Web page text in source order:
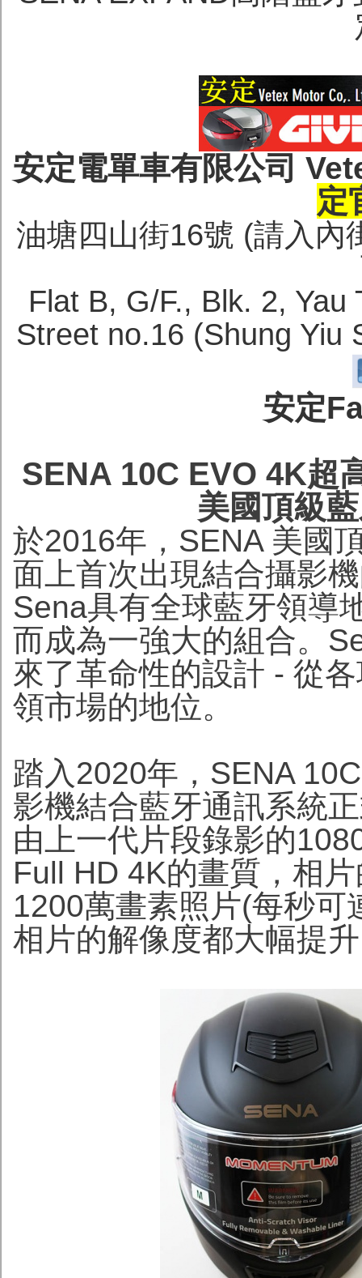
安定電單車有限公司
定
油塘四山街16號 (請入內
Flat B, G/F., Blk. 2,
Street no.16 (Shung Yiu
安定
SENA 10C EVO 4K超
美國頂級
於2016年，SENA 美國
面上首次出現結合攝影
Sena具有全球藍牙領導
而成為一強大的組合。
來了革命性的設計 - 從
領市場的地位。
踏入2020年，SENA
影機結合藍牙通訊系統
由上一代片段錄影的
Full HD 4K的畫質，相
1200萬畫素照片(每秒
相片的解像度都大幅提